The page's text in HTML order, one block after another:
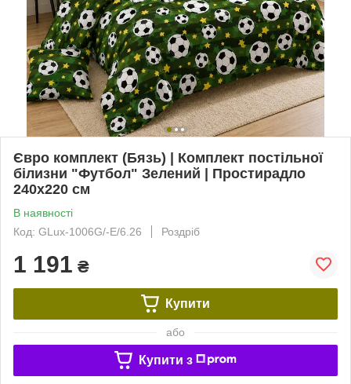
Євро комплект (Бязь) | Комплект постільної
білизни "Футбол" Зелений | Простирадло
240х220 см
В наявності
Код: GLux-1006G/-Е/6.26
Роздріб
1 191 ₴
Купити
або
Купити з